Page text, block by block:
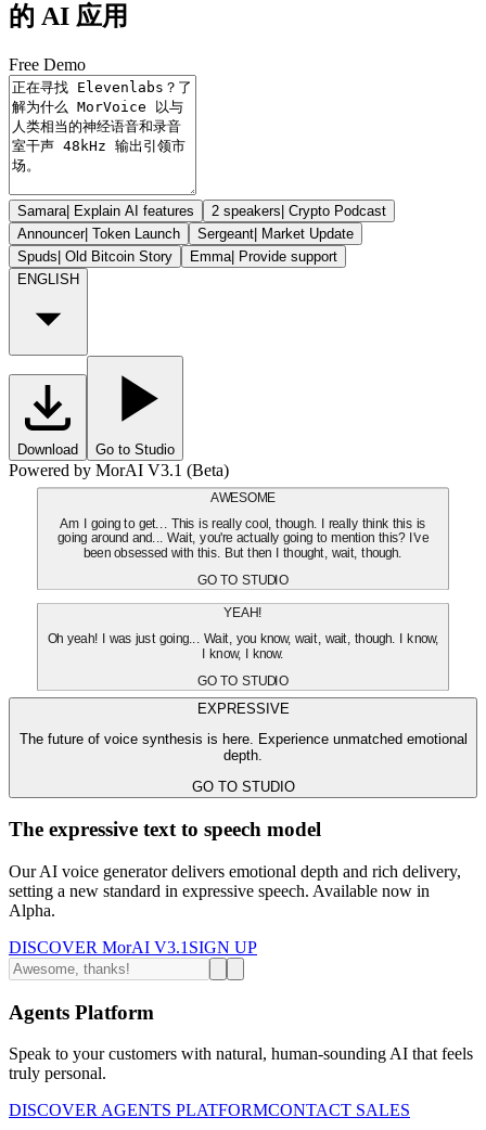
的 AI 应用
Free Demo
Samara| Explain AI features 2 speakers| Crypto Podcast
Announcer| Token Launch Sergeant| Market Update
Spuds| Old Bitcoin Story Emma| Provide support
ENGLISH
Download Go to Studio
Powered by MorAI V3.1 (Beta)
AWESOME
Am I going to get... This is really cool, though. I really think this is
going around and... Wait, you're actually going to mention this? I've
been obsessed with this. But then I thought, wait, though.
GO TO STUDIO
YEAH!
Oh yeah! I was just going... Wait, you know, wait, wait, though. I know,
I know, I know.
GO TO STUDIO
EXPRESSIVE
The future of voice synthesis is here. Experience unmatched emotional
depth.
GO TO STUDIO
The expressive text to speech model
Our AI voice generator delivers emotional depth and rich delivery,
setting a new standard in expressive speech. Available now in
Alpha.
DISCOVER MorAI V3.1 SIGN UP
Agents Platform
Speak to your customers with natural, human-sounding AI that feels
truly personal.
DISCOVER AGENTS PLATFORMCONTACT SALES